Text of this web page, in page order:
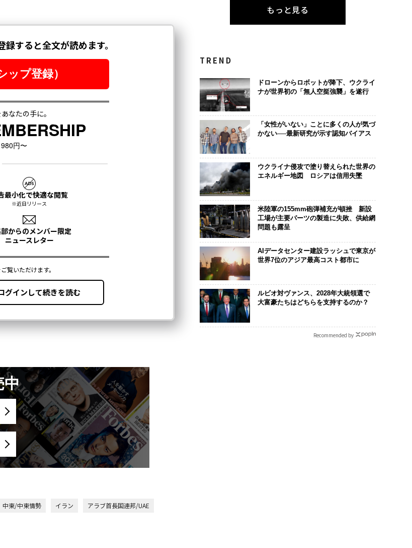
中
中東/中東情勢 イラン
アラブ首長国連邦/UAE
もっと見る
TREND
ドローンからロボットが降下、ウクライ
ナが世界初の「無人空挺強襲」を遂行
「女性がいない」ことに多くの人が気づ
かない──最新研究が示す認知バイアス
ウクライナ侵攻で塗り替えられた世界の
エネルギー地図 ロシアは信用失墜
米陸軍の155mm砲弾補充が頓挫 新設
工場が主要パーツの製造に失敗、供給網
問題も露呈
AIデータセンター建設ラッシュで東京が
世界7位のアジア最高コスト都市に
ルビオ対ヴァンス、2028年大統領選で
大富豪たちはどちらを支持するのか？
Recommended by